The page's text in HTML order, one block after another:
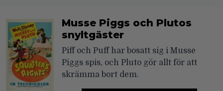
Musse Piggs och Plutos
snyltgäster
Piff och Puff har bosatt sig i Musse
Piggs spis, och Pluto gör allt för att
skrämma bort dem.